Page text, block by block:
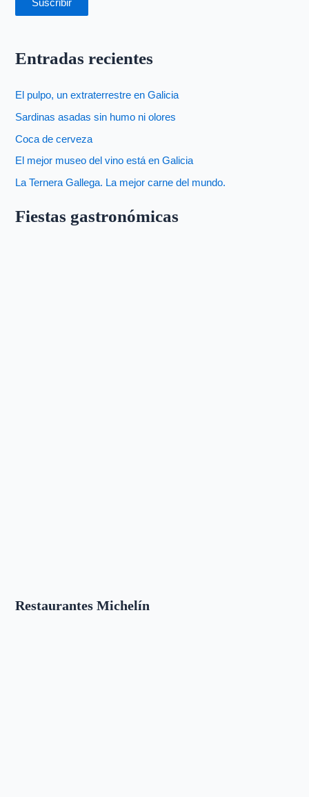
Suscribir
Entradas recientes
El pulpo, un extraterrestre en Galicia
Sardinas asadas sin humo ni olores
Coca de cerveza
El mejor museo del vino está en Galicia
La Ternera Gallega. La mejor carne del mundo.
Fiestas gastronómicas
Restaurantes Michelín